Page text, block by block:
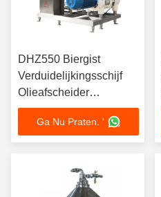
DHZ550 Biergist
Verduidelijkingsschijf
Olieafscheider
Zelfreinigende Hoge G-
kracht 45KW
Brouwerijkwaliteit
Ga Nu Praten. '